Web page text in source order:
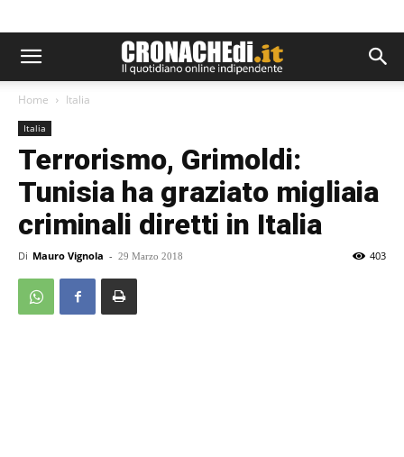
Home Italia
Italia
Terrorismo, Grimoldi:
Tunisia ha graziato migliaia
criminali diretti in Italia
Di Mauro Vignola - 29 Marzo 2018 403